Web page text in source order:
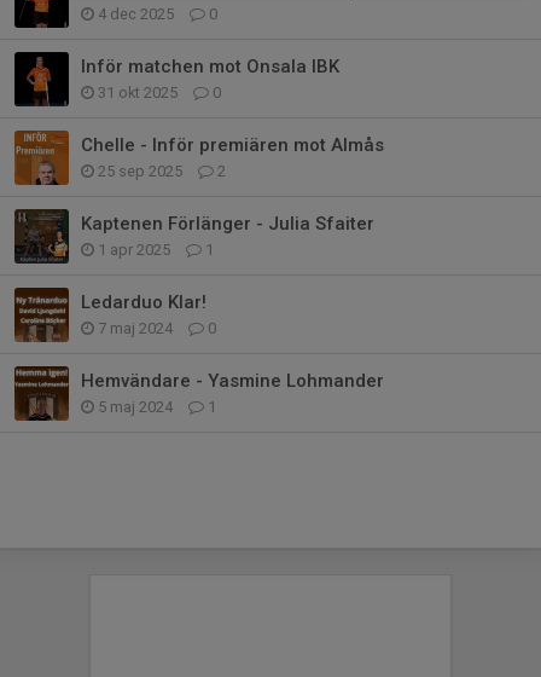
4 dec 2025 0
Inför matchen mot Onsala IBK
31 okt 2025 0
Chelle - Inför premiären mot Almås
25 sep 2025 2
Kaptenen Förlänger - Julia Sfaiter
1 apr 2025 1
Ledarduo Klar!
7 maj 2024 0
Hemvändare - Yasmine Lohmander
5 maj 2024 1